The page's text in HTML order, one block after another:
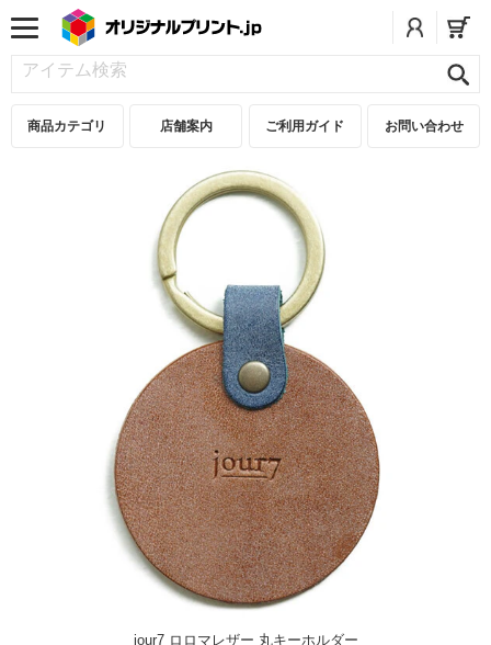
商品カテゴリ 店舗案内 ご利用ガイド お問い合わせ
jour7 ロロマレザー 丸キーホルダー